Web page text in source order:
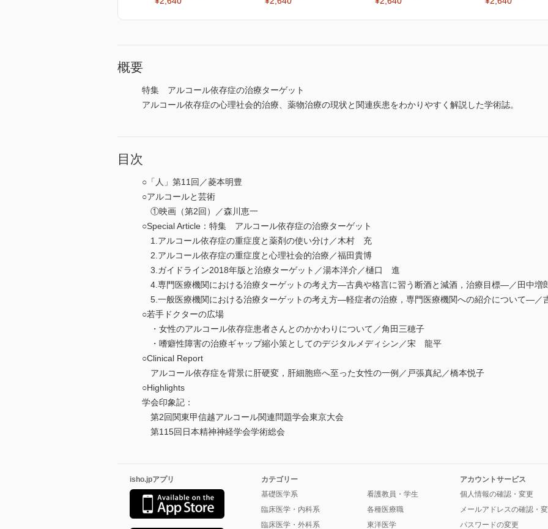
概要
特集 アルコール依存症の治療ターゲット
アルコール依存症の心理社会的治療、薬物治療の現状と関連疾患をわかりやすく解説した学術誌。
目次
○「人」第11回／菱本明豊
○アルコールと芸術
①映画（第2回）／森川恵一
○Special Article：特集 アルコール依存症の治療ターゲット
1.アルコール依存症の重症度と薬剤の使い分け／木村 充
2.アルコール依存症の重症度と心理社会的治療／福田貴博
3.ガイドライン2018年版と治療ターゲット／湯本洋介／樋口 進
4.専門医療機関における治療ターゲットの考え方―古典や格言に習う断酒と減酒，治療目標―／田中
5.一般医療機関における治療ターゲットの考え方―軽症者の治療，専門医療機関への紹介について―
○若手ドクターの広場
・女性のアルコール依存症患者さんとのかかわりについて／角田三穂子
・嗜癖性障害の治療ギャップ縮小策としてのデジタルメディシン／宋 龍平
○Clinical Report
アルコール依存症を背景に肝硬変，肝細胞癌へ至った女性の一例／戸張真紀／橋本悦子
○Highlights
学会印象記：
第2回関東甲信越アルコール関連問題学会東京大会
第115回日本精神神経学会学術総会
isho.jpアプリ
カテゴリー
基礎医学系
臨床医学・内科系
臨床医学・外科系
看護教員・学生
各種医療職
東洋医学
アカウントサービス
個人情報の確認・変更
メールアドレスの確認・
パスワードの変更